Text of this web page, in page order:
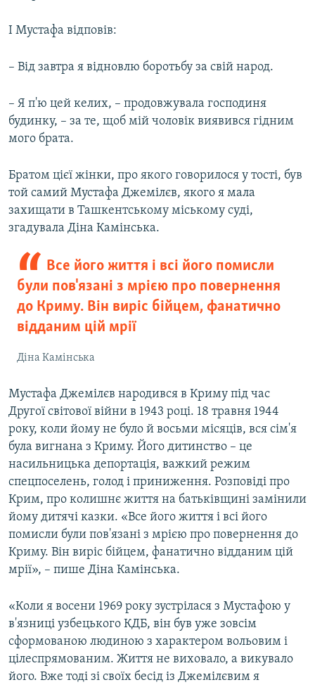
І Мустафа відповів:
– Від завтра я відновлю боротьбу за свій народ.
– Я п'ю цей келих, – продовжувала господиня
будинку, – за те, щоб мій чоловік виявився гідним
мого брата.
Братом цієї жінки, про якого говорилося у тості, був
той самий Мустафа Джемілєв, якого я мала
захищати в Ташкентському міському суді,
згадувала Діна Камінська.
Все його життя і всі його помисли
були пов'язані з мрією про повернення
до Криму. Він виріс бійцем, фанатично
відданим цій мрії
Діна Камінська
Мустафа Джемілєв народився в Криму під час
Другої світової війни в 1943 році. 18 травня 1944
року, коли йому не було й восьми місяців, вся сім'я
була вигнана з Криму. Його дитинство – це
насильницька депортація, важкий режим
спецпоселень, голод і приниження. Розповіді про
Крим, про колишнє життя на батьківщині замінили
йому дитячі казки. «Все його життя і всі його
помисли були пов'язані з мрією про повернення до
Криму. Він виріс бійцем, фанатично відданим цій
мрії», – пише Діна Камінська.
«Коли я восени 1969 року зустрілася з Мустафою у
в'язниці узбецького КДБ, він був уже зовсім
сформованою людиною з характером вольовим і
цілеспрямованим. Життя не виховало, а викувало
його. Вже тоді зі своїх бесід із Джемілєвим я